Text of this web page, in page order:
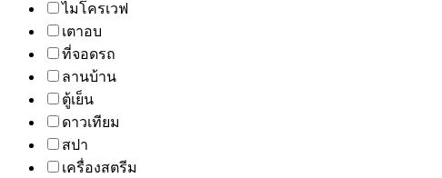
ไมโครเวฟ
เตาอบ
ที่จอดรถ
ลานบ้าน
ตู้เย็น
ดาวเทียม
สปา
เครื่องสตรีม